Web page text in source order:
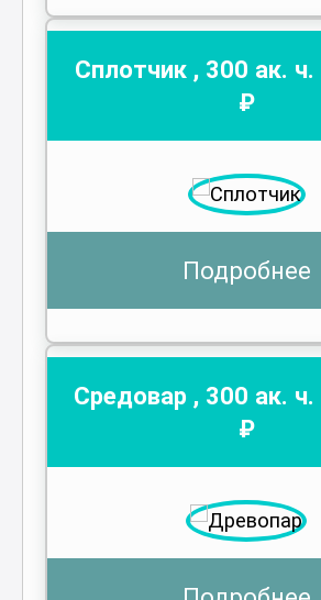
Сплотчик , 300 ак. ч.
₽
Подробнее
Средовар , 300 ак. ч.
₽